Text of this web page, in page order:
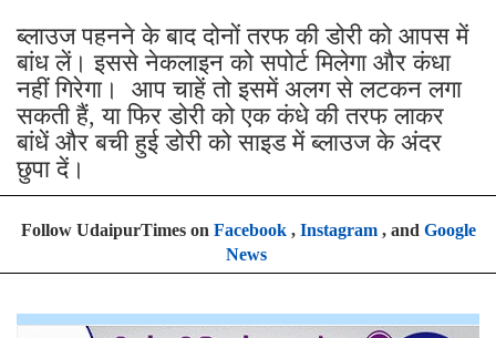
ब्लाउज पहनने के बाद दोनों तरफ की डोरी को आपस में
बांध लें। इससे नेकलाइन को सपोर्ट मिलेगा और कंधा
नहीं गिरेगा। आप चाहें तो इसमें अलग से लटकन लगा
सकती हैं, या फिर डोरी को एक कंधे की तरफ लाकर
बांधें और बची हुई डोरी को साइड में ब्लाउज के अंदर
छुपा दें।
Follow UdaipurTimes on Facebook, Instagram, and Google
News